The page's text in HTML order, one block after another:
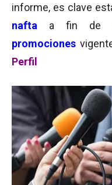
informe, es clave
nafta a fin de
promociones
Perfil